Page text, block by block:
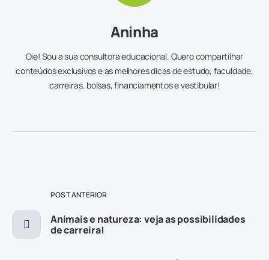
Aninha
Oie! Sou a sua consultora educacional. Quero compartilhar
conteúdos exclusivos e as melhores dicas de estudo, faculdade,
carreiras, bolsas, financiamentos e vestibular!
POST ANTERIOR
Animais e natureza: veja as possibilidades
de carreira!